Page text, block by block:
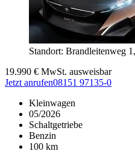
Standort: Brandleitenweg 1,
19.990 € MwSt. ausweisbar
Jetzt anrufen08151 97135-0
Kleinwagen
05/2026
Schaltgetriebe
Benzin
100 km